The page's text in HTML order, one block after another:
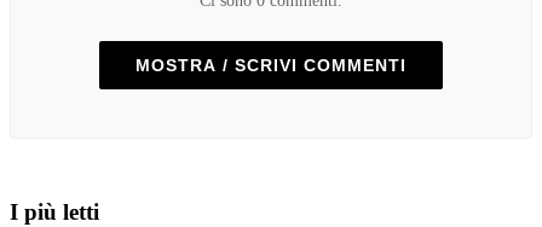
MOSTRA / SCRIVI COMMENTI
I più letti